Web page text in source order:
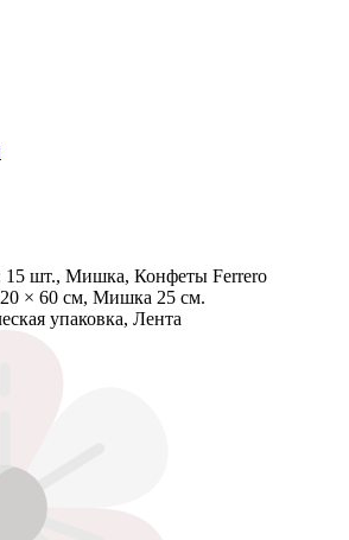
15 шт., Мишка, Конфеты Ferrero
× 60 см, Мишка 25 см.
упаковка, Лента